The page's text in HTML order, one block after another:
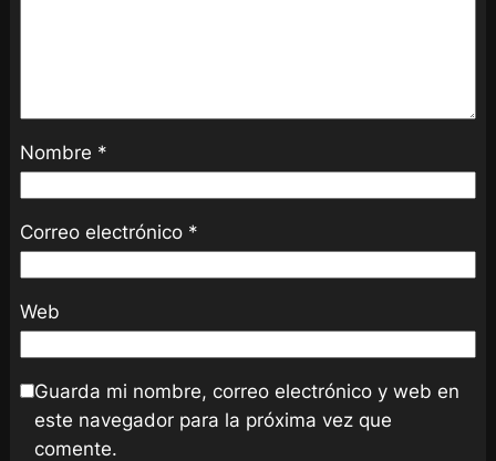
Nombre *
Correo electrónico *
Web
Guarda mi nombre, correo electrónico y web en
este navegador para la próxima vez que
comente.